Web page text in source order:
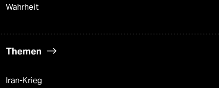
Wahrheit
Themen
Iran-Krieg